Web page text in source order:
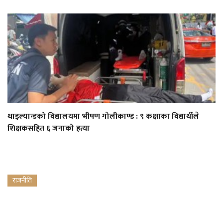
थाइल्यान्डको विद्यालयमा भीषण गोलीकाण्ड : ९ कक्षाका विद्यार्थीले
शिक्षकसहित ६ जनाको हत्या
राजनीति